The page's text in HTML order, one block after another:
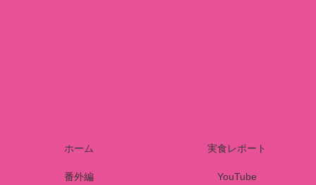
ホーム 実食レポート
番外編 YouTube